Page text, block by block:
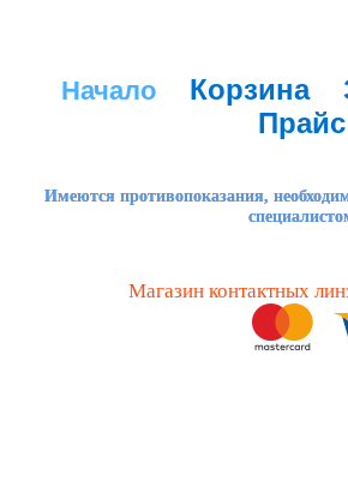
Начало Корзина
Прайс
Имеются противопоказания,
Магазин контактных